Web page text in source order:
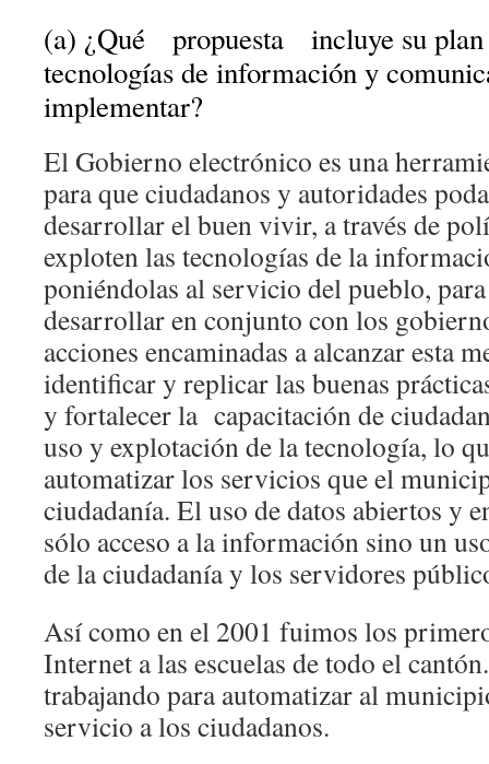
(a) ¿Qué propuesta incluye su plan
tecnologías de información y
implementar?
El Gobierno electrónico es una
para que ciudadanos y autoridades
desarrollar el buen vivir, a través de
exploten las tecnologías de la
poniéndolas al servicio del pueblo,
desarrollar en conjunto con los
acciones encaminadas a alcanzar esta
identificar y replicar las buenas
y fortalecer la capacitación de
uso y explotación de la tecnología, lo
automatizar los servicios que el
ciudadanía. El uso de datos abiertos y
sólo acceso a la información sino un
de la ciudadanía y los servidores
Así como en el 2001 fuimos los
Internet a las escuelas de todo el
trabajando para automatizar al
servicio a los ciudadanos.